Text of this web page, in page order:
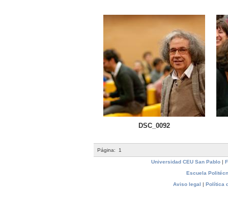
DSC_0092
Página: 1
Universidad CEU San Pablo|
Escuela
Aviso legal | Política